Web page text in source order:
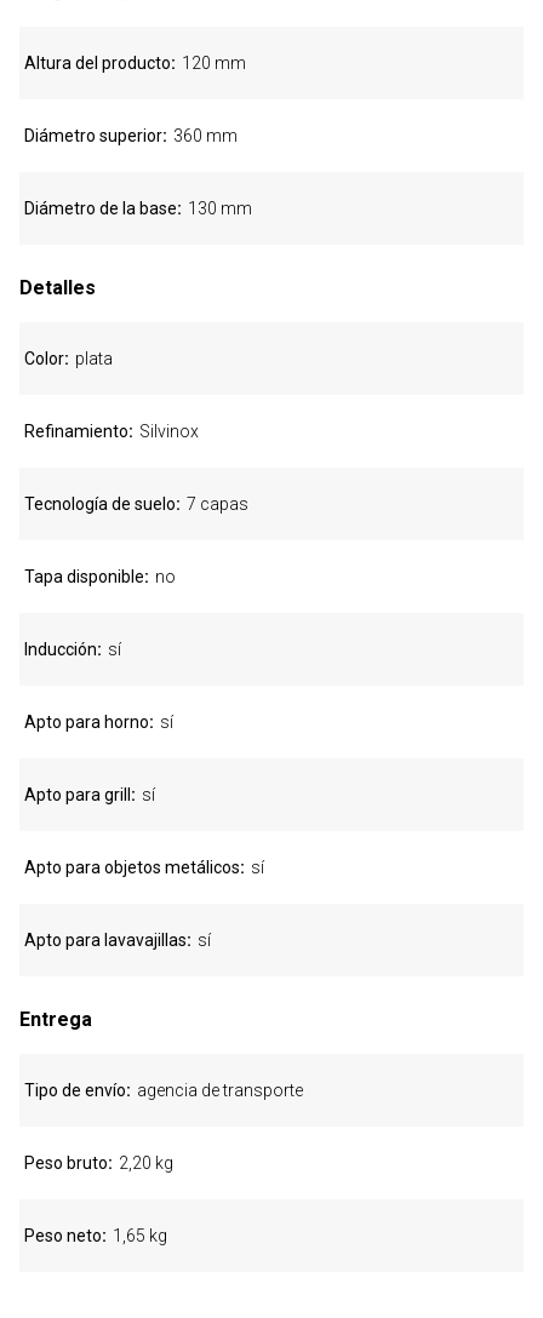
Altura del producto 120 mm
Diámetro superior 360 mm
Diámetro de la base 130 mm
Detalles
Color plata
Refinamiento Silvinox
Tecnología de suelo 7 capas
Tapa disponible no
Inducción sí
Apto para horno sí
Apto para grill sí
Apto para objetos metálicos sí
Apto para lavavajillas sí
Entrega
Tipo de envío agencia de transporte
Peso bruto 2,20 kg
Peso neto 1,65 kg